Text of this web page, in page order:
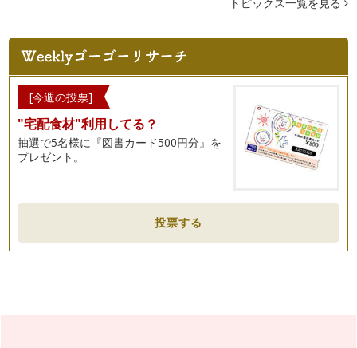
識のパターンの裏にいるインナーチャイルド
の行動や判断の基盤になっているとお…
ンナーチャイルド」ってなに？
「インナーチャイルド」という言葉はあまり聞き慣れないかも
しれませんが、「小さい頃の体験を記…
[今週の投票]
"宅配食材"利用してる？
抽選で5名様に『図書カード500円分』を
プレゼント。
投票する